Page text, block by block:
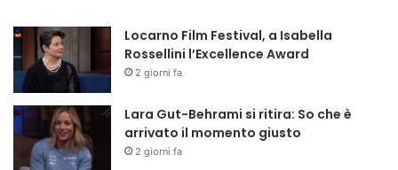
Locarno Film Festival, a Isabella
Rossellini l’Excellence Award
2 giorni fa
Lara Gut-Behrami si ritira: So che è
arrivato il momento giusto
2 giorni fa